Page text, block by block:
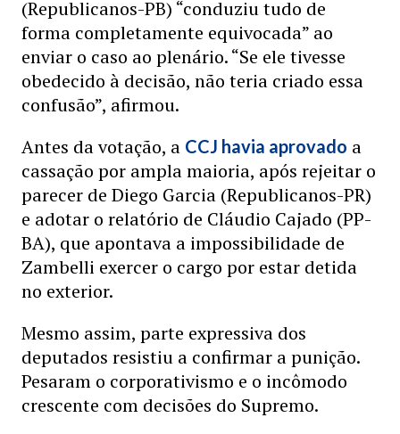
(Republicanos-PB) “conduziu tudo de
forma completamente equivocada” ao
enviar o caso ao plenário. “Se ele tivesse
obedecido à decisão, não teria criado essa
confusão”, afirmou.
Antes da votação, a CCJ havia aprovado a
cassação por ampla maioria, após rejeitar o
parecer de Diego Garcia (Republicanos-PR)
e adotar o relatório de Cláudio Cajado (PP-
BA), que apontava a impossibilidade de
Zambelli exercer o cargo por estar detida
no exterior.
Mesmo assim, parte expressiva dos
deputados resistiu a confirmar a punição.
Pesaram o corporativismo e o incômodo
crescente com decisões do Supremo.